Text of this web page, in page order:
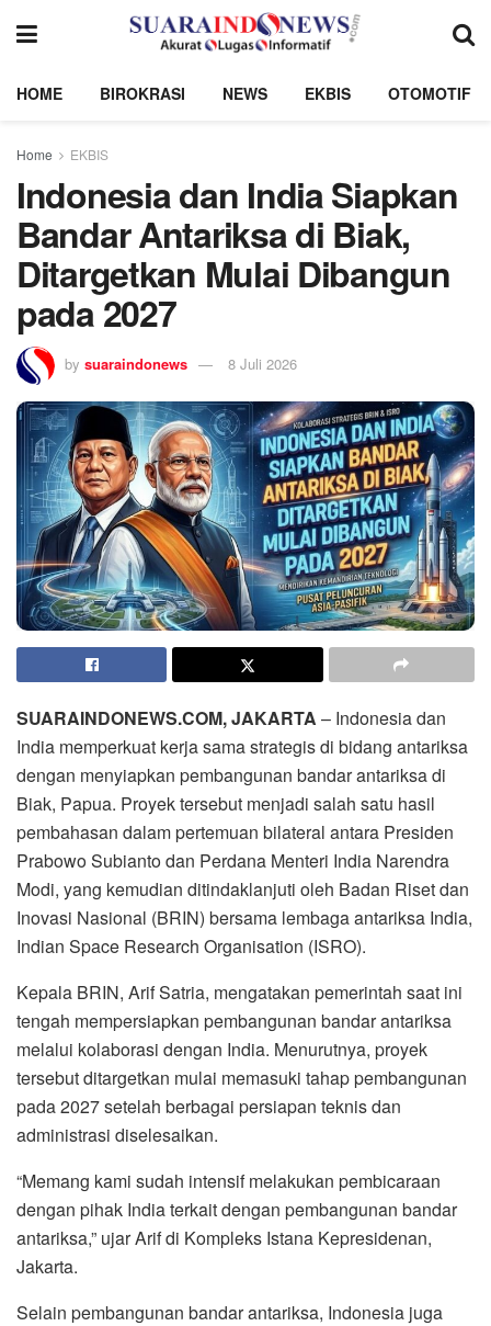
HOME BIROKRASI NEWS EKBIS OTOMOTIF
Home EKBIS
Indonesia dan India Siapkan
Bandar Antariksa di Biak,
Ditargetkan Mulai Dibangun
pada 2027
by suaraindonews 8 Juli 2026
SUARAINDONEWS.COM, JAKARTA – Indonesia dan
India memperkuat kerja sama strategis di bidang antariksa
dengan menyiapkan pembangunan bandar antariksa di
Biak, Papua. Proyek tersebut menjadi salah satu hasil
pembahasan dalam pertemuan bilateral antara Presiden
Prabowo Subianto dan Perdana Menteri India Narendra
Modi, yang kemudian ditindaklanjuti oleh Badan Riset dan
Inovasi Nasional (BRIN) bersama lembaga antariksa India,
Indian Space Research Organisation (ISRO).
Kepala BRIN, Arif Satria, mengatakan pemerintah saat ini
tengah mempersiapkan pembangunan bandar antariksa
melalui kolaborasi dengan India. Menurutnya, proyek
tersebut ditargetkan mulai memasuki tahap pembangunan
pada 2027 setelah berbagai persiapan teknis dan
administrasi diselesaikan.
“Memang kami sudah intensif melakukan pembicaraan
dengan pihak India terkait dengan pembangunan bandar
antariksa,” ujar Arif di Kompleks Istana Kepresidenan,
Jakarta.
Selain pembangunan bandar antariksa, Indonesia juga